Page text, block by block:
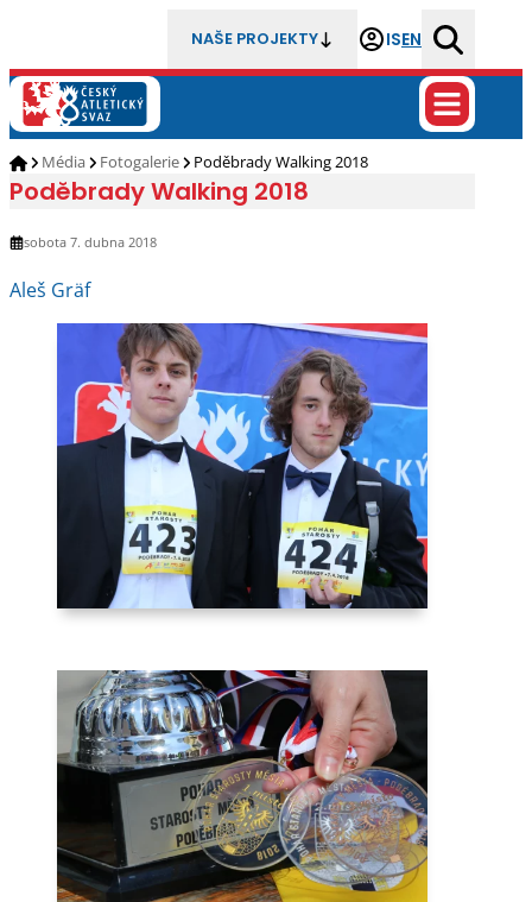
NAŠE PROJEKTY ISEN
Média Fotogalerie Poděbrady Walking 2018
Poděbrady Walking 2018
sobota 7. dubna 2018
Aleš Gräf